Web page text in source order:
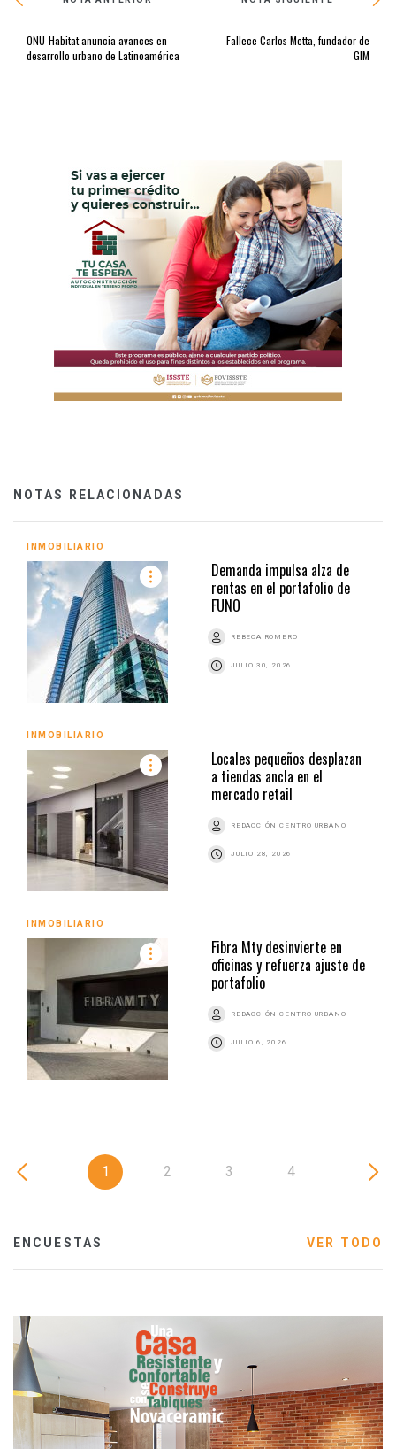
ONU-Habitat anuncia avances en
desarrollo urbano de Latinoamérica
Fallece Carlos Metta, fundador de
GIM
NOTAS RELACIONADAS
INMOBILIARIO
Demanda impulsa alza de
rentas en el portafolio de
FUNO
REBECA ROMERO
JULIO 30, 2026
INMOBILIARIO
Locales pequeños desplazan
a tiendas ancla en el
mercado retail
REDACCIÓN CENTRO URBANO
JULIO 28, 2026
INMOBILIARIO
Fibra Mty desinvierte en
oficinas y refuerza ajuste de
portafolio
REDACCIÓN CENTRO URBANO
JULIO 6, 2026
1 2 3 4
ENCUESTAS VER TODO